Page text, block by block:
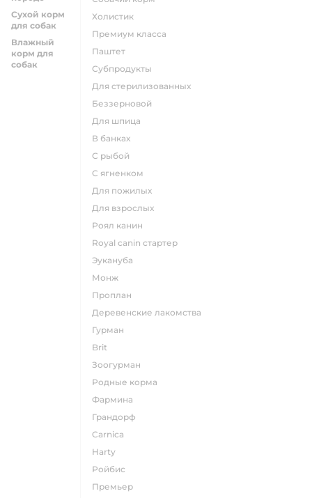
Сухой корм
для собак
Влажный
корм для
собак
холистик
премиум класса
паштет
субпродукты
для стерилизованных
беззерновой
для шпица
в банках
с рыбой
с ягненком
для пожилых
для взрослых
роял канин
Royal canin стартер
эукануба
монж
проплан
деревенские лакомства
гурман
brit
зоогурман
родные корма
фармина
грандорф
carnica
harty
ройбис
премьер